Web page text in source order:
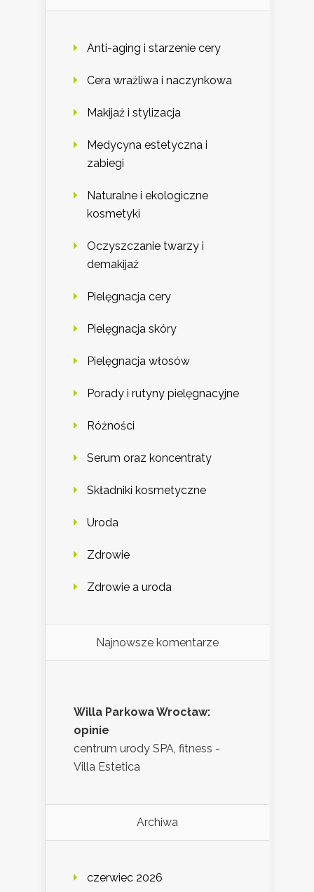
Anti-aging i starzenie cery
Cera wrażliwa i naczynkowa
Makijaż i stylizacja
Medycyna estetyczna i
zabiegi
Naturalne i ekologiczne
kosmetyki
Oczyszczanie twarzy i
demakijaż
Pielęgnacja cery
Pielęgnacja skóry
Pielęgnacja włosów
Porady i rutyny pielęgnacyjne
Różności
Serum oraz koncentraty
Składniki kosmetyczne
Uroda
Zdrowie
Zdrowie a uroda
Najnowsze komentarze
Willa Parkowa Wrocław:
opinie
centrum urody SPA, fitness -
Villa Estetica
Archiwa
czerwiec 2026